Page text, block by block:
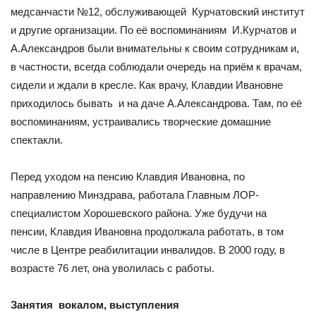
медсанчасти №12, обслуживающей Курчатовский институт
и другие организации. По её воспоминаниям И.Курчатов и
А.Александров были внимательны к своим сотрудникам и,
в частности, всегда соблюдали очередь на приём к врачам,
сидели и ждали в кресле. Как врачу, Клавдии Ивановне
приходилось бывать и на даче А.Александрова. Там, по её
воспоминаниям, устраивались творческие домашние
спектакли.
Перед уходом на пенсию Клавдия Ивановна, по
направлению Минздрава, работала Главным ЛОР-
специалистом Хорошевского района. Уже будучи на
пенсии, Клавдия Ивановна продолжала работать, в том
числе в Центре реабилитации инвалидов. В 2000 году, в
возрасте 76 лет, она уволилась с работы.
Занятия вокалом, выступления